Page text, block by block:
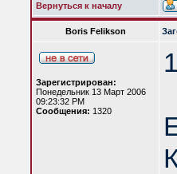
Вернуться к началу
Boris Felikson
Зарегистрирован:
Понедельник 13 Март 2006
09:23:32 PM
Сообщения: 1320